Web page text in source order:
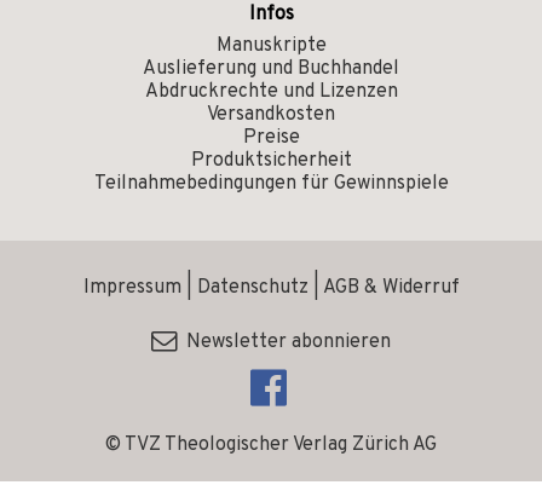
Infos
Manuskripte
Auslieferung und Buchhandel
Abdruckrechte und Lizenzen
Versandkosten
Preise
Produktsicherheit
Teilnahmebedingungen für Gewinnspiele
© TVZ Theologischer Verlag Zürich AG
Impressum Datenschutz AGB & Widerruf
Newsletter abonnieren